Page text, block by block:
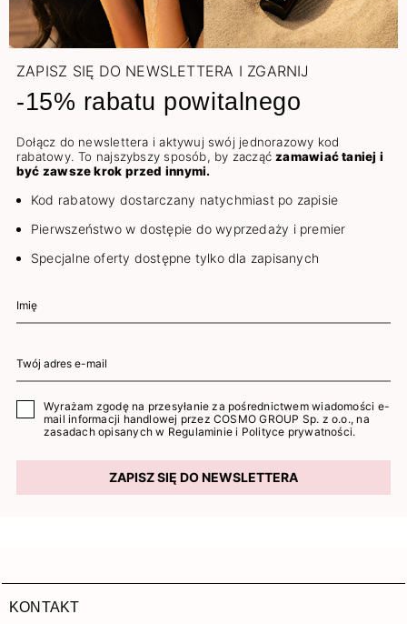
ZAPISZ SIĘ DO NEWSLETTERA I ZGARNIJ
-15% rabatu powitalnego
Dołącz do newslettera i aktywuj swój jednorazowy kod
rabatowy. To najszybszy sposób, by zacząćzamawiać taniej i
być zawsze krok przed innymi.
Kod rabatowy dostarczany natychmiast po zapisie
Pierwszeństwo w dostępie do wyprzedaży i premier
Specjalne oferty dostępne tylko dla zapisanych
Wyrażam zgodę na przesyłanie za pośrednictwem wiadomości e-
mail informacji handlowej przez COSMO GROUP Sp. z o.o., na
zasadach opisanych w Regulaminie i Polityce prywatności.
ZAPISZ SIĘ DO NEWSLETTERA
KONTAKT